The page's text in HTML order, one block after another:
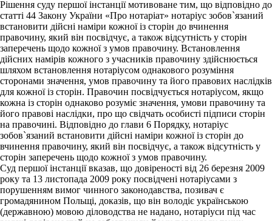
Рішення суду першої інстанції мотивоване тим, що відповідно до
статті 44 Закону України «Про нотаріат» нотаріус зобов`язаний
встановити дійсні наміри кожної із сторін до вчинення
правочину, який він посвідчує, а також відсутність у сторін
заперечень щодо кожної з умов правочину. Встановлення
дійсних намірів кожного з учасників правочину здійснюється
шляхом встановлення нотаріусом однакового розуміння
сторонами значення, умов правочину та його правових наслідків
для кожної із сторін. Правочин посвідчується нотаріусом, якщо
кожна із сторін однаково розуміє значення, умови правочину та
його правові наслідки, про що свідчать особисті підписи сторін
на правочині. Відповідно до глави 6 Порядку, нотаріус
зобов`язаний встановити дійсні наміри кожної із сторін до
вчинення правочину, який він посвідчує, а також відсутність у
сторін заперечень щодо кожної з умов правочину.
Суд першої інстанції вказав, що довіреності від 26 березня 2009
року та 13 листопада 2009 року посвідчені нотаріусами з
порушенням вимог чинного законодавства, позивач є
громадянином Польщі, доказів, що він володіє українською
(державною) мовою діловодства не надано, нотаріуси під час